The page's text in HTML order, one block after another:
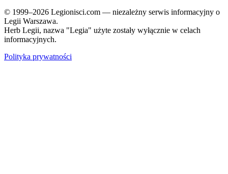
© 1999–2026 Legionisci.com — niezależny serwis informacyjny o
Legii Warszawa.
Herb Legii, nazwa "Legia" użyte zostały wyłącznie w celach
informacyjnych.
Polityka prywatności